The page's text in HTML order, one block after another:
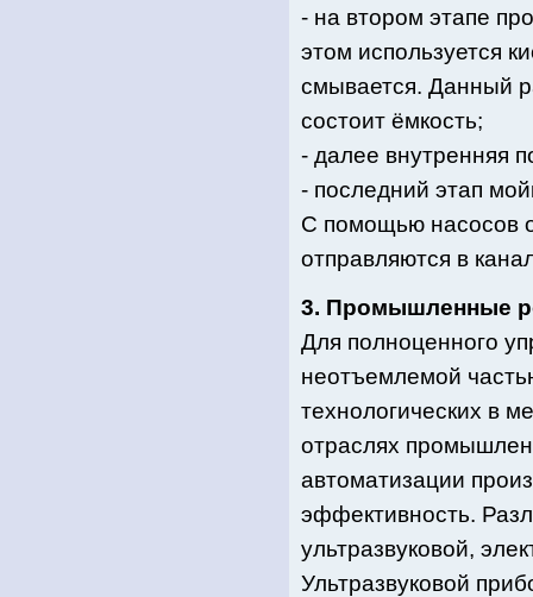
- на втором этапе
этом используется
смывается. Данный
состоит ёмкость;
- далее внутренняя
- последний этап
С помощью насосов
отправляются в
3. Промышленные
Для полноценного
неотъемлемой
технологических в
отраслях
автоматизации
эффективность.
ультразвуковой,
Ультразвуковой